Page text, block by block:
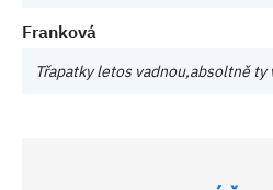
Franková
Třapatky letos vadnou,absoltně ty